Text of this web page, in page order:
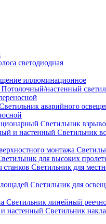
светодиодная
иллюминационное
Потолочный/настенный
аварийного
Светильник
Светильник
для высоких
Светильник для
Светильник для
Светильник линейный
Светильник